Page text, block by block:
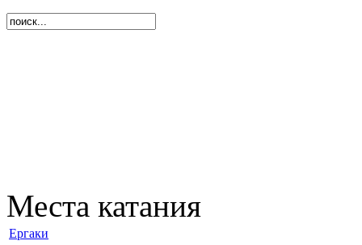
Места катания
Ергаки